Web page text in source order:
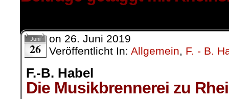
Juni
26
on 26. Juni 2019
Veröffentlicht In: Allgemein, F. - B.
F.-B. Habel
Die Musikbrennerei zu